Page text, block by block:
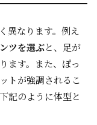
異なります。例え
ツを選ぶと、足が
ます。また、ぽっ
トが強調されるこ
記のように体型と